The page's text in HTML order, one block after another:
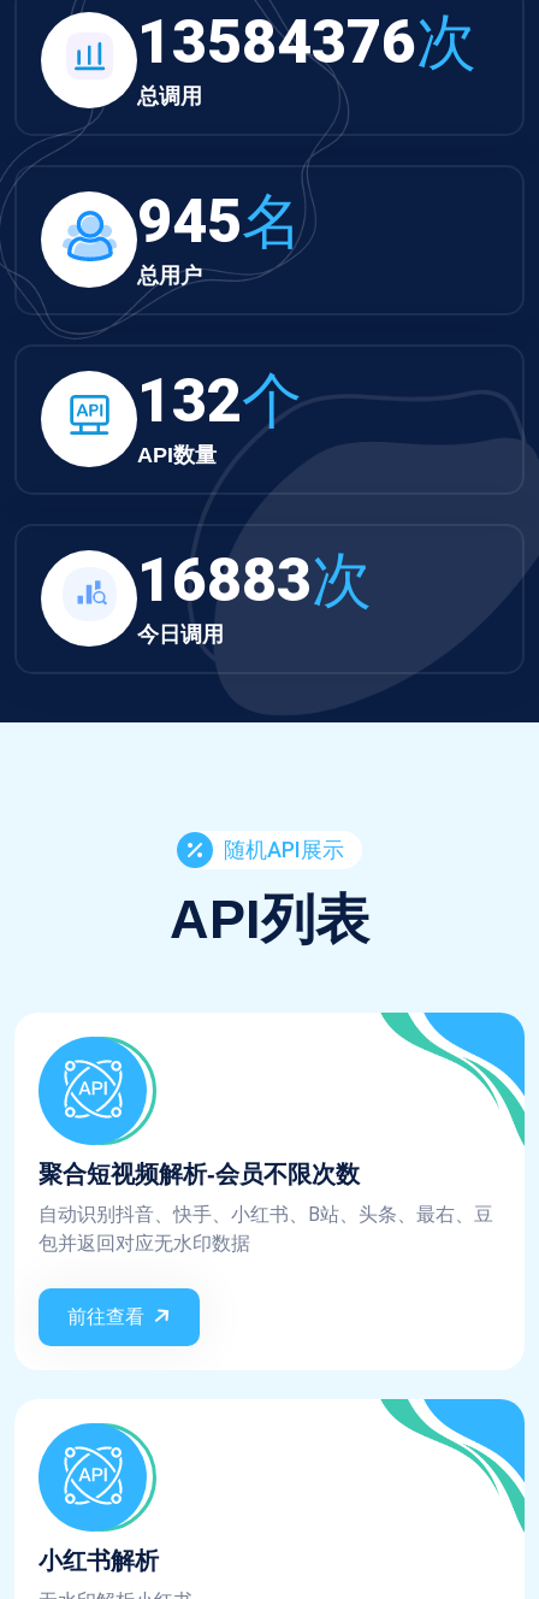
13584376次
总调用
945名
总用户
132个
API数量
16883次
今日调用
随机API展示
API列表
聚合短视频解析-会员不限次数
自动识别抖音、快手、小红书、B站、头条、最右、豆
包并返回对应无水印数据
前往查看
小红书解析